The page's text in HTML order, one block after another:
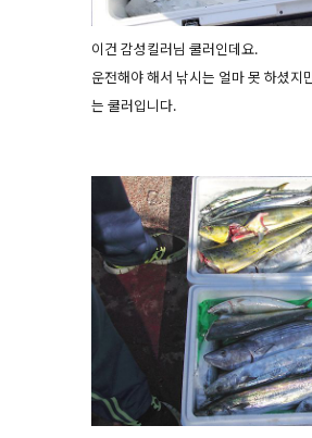
이건 감성킬러님 쿨러인데요.
운전해야 해서 낚시는 얼마 못 하셨지
는 쿨러입니다.